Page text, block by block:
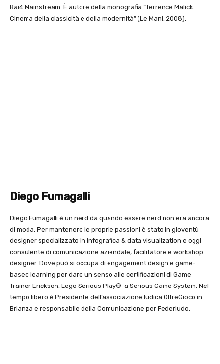
Rai4 Mainstream. È autore della monografia “Terrence Malick.
Cinema della classicità e della modernità” (Le Mani, 2008).
Diego Fumagalli
Diego Fumagalli é un nerd da quando essere nerd non era ancora
di moda. Per mantenere le proprie passioni è stato in gioventù
designer specializzato in infografica & data visualization e oggi
consulente di comunicazione aziendale, facilitatore e workshop
designer. Dove può si occupa di engagement design e game-
based learning per dare un senso alle certificazioni di Game
Trainer Erickson, Lego Serious Play® a Serious Game System. Nel
tempo libero è Presidente dell’associazione ludica OltreGioco in
Brianza e responsabile della Comunicazione per Federludo.